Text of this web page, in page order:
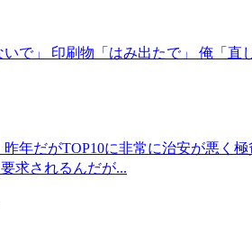
で」 印刷物「はみ出たで」 俺「直
年だがTOP10に非常に治安が悪く
求されるんだが...